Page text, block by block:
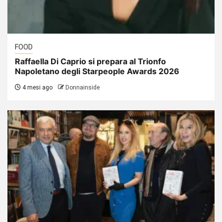
FOOD
Raffaella Di Caprio si prepara al Trionfo
Napoletano degli Starpeople Awards 2026
4 mesi ago Donnainside